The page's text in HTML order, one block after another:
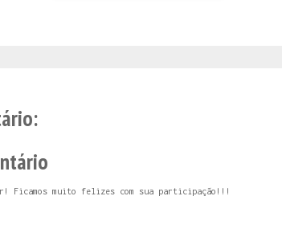
Ficamos muito felizes com sua participação!!!